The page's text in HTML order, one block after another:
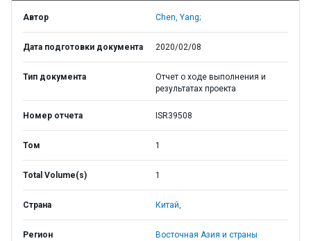
Автор Chen, Yang;
Дата подготовки документа 2020/02/08
Тип документа
Отчет о ходе выполнения и
результатах проекта
Номер отчета ISR39508
Том 1
Total Volume(s) 1
Страна Китай,
Регион
Восточная Азия и страны